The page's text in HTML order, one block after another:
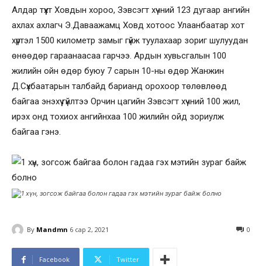
Алдар түүхт Ховдын хороо, Зэвсэгт хүчний 123 дугаар ангийн
ахлах ахлагч Э.Даваажамц Ховд хотоос Улаанбаатар хот
хүртэл 1500 километр замыг гүйж туулахаар зориг шулуудан
өнөөдөр гараанаасаа гарчээ. Ардын хувьсгалын 100
жилийн ойн өдөр буюу 7 сарын 10-ны өдөр Жанжин
Д.Сүхбаатарын талбайд барианд орохоор төлөвлөөд
байгаа энэхүү гүйлтээ Орчин цагийн Зэвсэгт хүчний 100 жил,
ирэх онд тохиох ангийнхаа 100 жилийн ойд зориулж
байгаа гэнэ.
By Mandmn 6 сар 2, 2021 0
Facebook Twitter